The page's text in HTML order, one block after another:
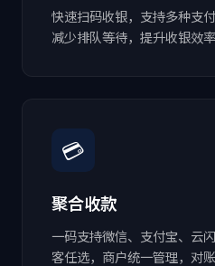
快速扫码收银，支持多种支
减少排队等待，提升收银效
💳
聚合收款
一码支持微信、支付宝、云
客任选，商户统一管理，对账